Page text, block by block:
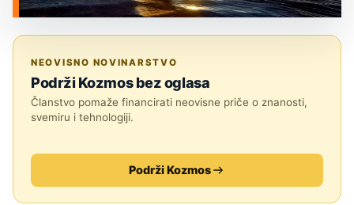
NEOVISNO NOVINARSTVO
Podrži Kozmos bez oglasa
Članstvo pomaže financirati neovisne priče o znanosti,
svemiru i tehnologiji.
Podrži Kozmos